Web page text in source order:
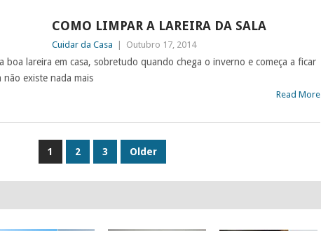
COMO LIMPAR A LAREIRA DA SALA
Cuidar da Casa Outubro 17, 2014
boa lareira em casa, sobretudo quando chega o inverno e começa a ficar
existe nada mais
Read More
1 2 3 Older